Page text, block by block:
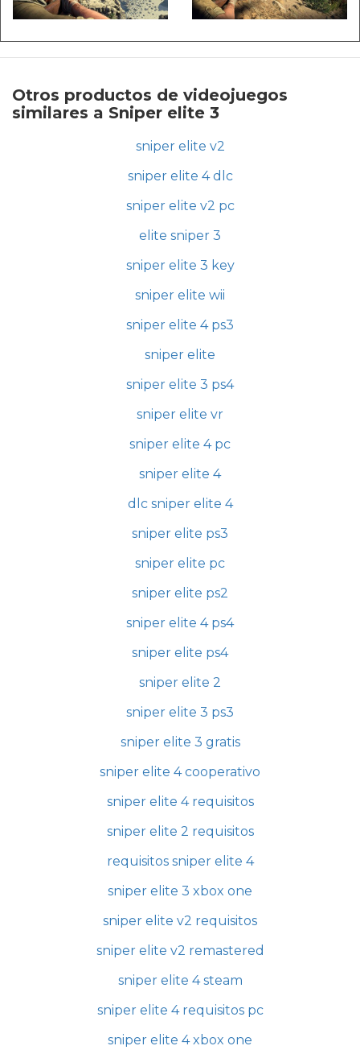
Otros productos de videojuegos
similares a Sniper elite 3
sniper elite v2
sniper elite 4 dlc
sniper elite v2 pc
elite sniper 3
sniper elite 3 key
sniper elite wii
sniper elite 4 ps3
sniper elite
sniper elite 3 ps4
sniper elite vr
sniper elite 4 pc
sniper elite 4
dlc sniper elite 4
sniper elite ps3
sniper elite pc
sniper elite ps2
sniper elite 4 ps4
sniper elite ps4
sniper elite 2
sniper elite 3 ps3
sniper elite 3 gratis
sniper elite 4 cooperativo
sniper elite 4 requisitos
sniper elite 2 requisitos
requisitos sniper elite 4
sniper elite 3 xbox one
sniper elite v2 requisitos
sniper elite v2 remastered
sniper elite 4 steam
sniper elite 4 requisitos pc
sniper elite 4 xbox one